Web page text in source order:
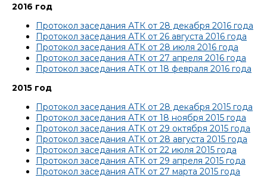
2016 год
Протокол заседания АТК от 28 декабря 2016 года
Протокол заседания АТК от 26 августа 2016 года
Протокол заседания АТК от 28 июля 2016 года
Протокол заседания АТК от 27 апреля 2016 года
Протокол заседания АТК от 18 февраля 2016 года
2015 год
Протокол заседания АТК от 28 декабря 2015 года
Протокол заседания АТК от 18 ноября 2015 года
Протокол заседания АТК от 29 октября 2015 года
Протокол заседания АТК от 28 августа 2015 года
Протокол заседания АТК от 22 июля 2015 года
Протокол заседания АТК от 29 апреля 2015 года
Протокол заседания АТК от 27 марта 2015 года